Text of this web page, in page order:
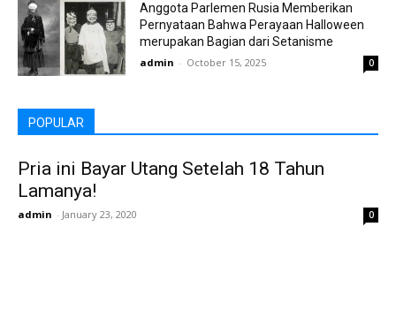
Anggota Parlemen Rusia Memberikan
Pernyataan Bahwa Perayaan Halloween
merupakan Bagian dari Setanisme
admin - October 15, 2025 0
POPULAR
Pria ini Bayar Utang Setelah 18 Tahun
Lamanya!
admin - January 23, 2020 0